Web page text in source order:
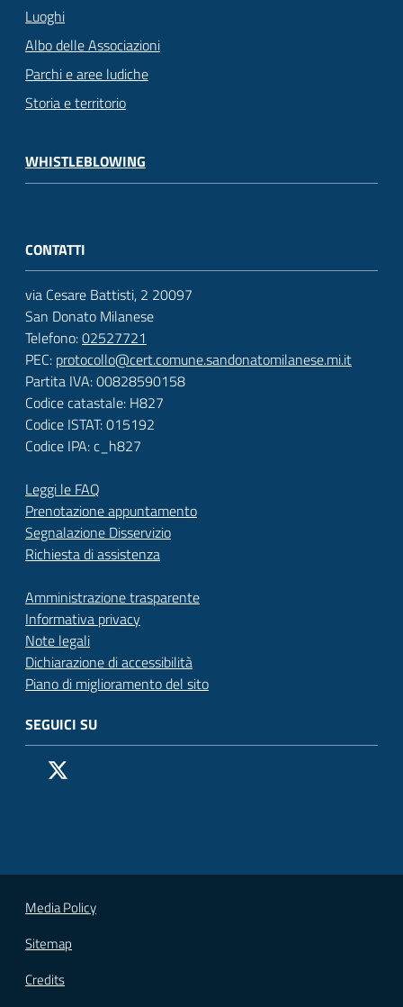
Luoghi
Albo delle Associazioni
Parchi e aree ludiche
Storia e territorio
WHISTLEBLOWING
CONTATTI
via Cesare Battisti, 2 20097
San Donato Milanese
Telefono:02527721
PEC: protocollo@cert.comune.sandonatomilanese.mi.it
Partita IVA: 00828590158
Codice catastale: H827
Codice ISTAT: 015192
Codice IPA: c_h827
Leggi le FAQ
Prenotazione appuntamento
Segnalazione Disservizio
Richiesta di assistenza
Amministrazione trasparente
Informativa privacy
Note legali
Dichiarazione di accessibilità
Piano di miglioramento del sito
SEGUICI SU
Pagina Facebook del Comune di San Donato Milanese
Vai alla pagina
Media Policy
Sitemap
Credits